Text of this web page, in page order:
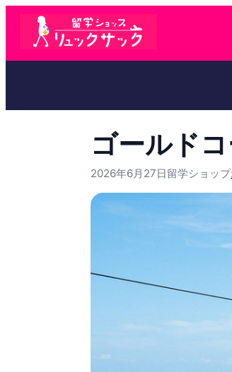
ゴールド
2026年6月27日留学ショップ